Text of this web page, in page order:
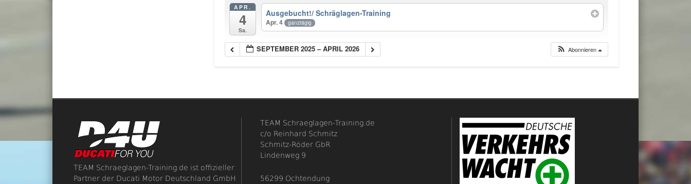
APR.
4
Sa.
Ausgebucht!/ Schräglagen-Training
Apr. 4 ganztägig
SEPTEMBER 2025 – APRIL 2026 Abonnieren
TEAM Schraeglagen-Training.de ist offizieller
Partner der Ducati Motor Deutschland GmbH
TEAM Schraeglagen-Training.de
c/o Reinhard Schmitz
Schmitz-Röder GbR
Lindenweg 9
56299 Ochtendung